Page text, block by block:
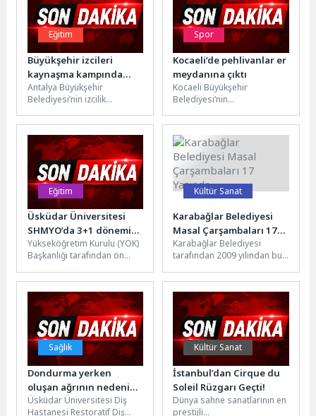
Eğitim
Büyükşehir izcileri
kaynaşma kampında
buluştu
Antalya Büyükşehir
Belediyesi’nin izcilik
farklı dönem izcileri, Gençlik
Kampı Eğitim Merkezi’nde
düzenlenen kaynaşma...
Spor
Kocaeli’de pehlivanlar er
meydanına çıktı
Kocaeli Büyükşehir
Belediyesi’nin
18’incisi düzenlenen
Sekapark Altınkemer Yağlı
Güreşleri, binlerce yağlı
güreş...
Eğitim
Üsküdar Üniversitesi
SHMYO’da 3+1 dönemi
başlıyor!
Yükseköğretim Kurulu (YÖK)
Başkanlığı tarafından ön
hayata geçirilen 3+1
İşletmede Mesleki Eğitim...
Kültür Sanat
Karabağlar Belediyesi
Masal Çarşambaları 17
Yaşında
Karabağlar Belediyesi
tarafından 2009 yılından bu
Çarşambaları”, 17 yıldır
çocukları kitaplarla
buluşturmaya...
Sağlık
Dondurma yerken
oluşan ağrının nedeni
sadece hassasiyet
Üsküdar Üniversitesi Diş
Hastanesi Restoratif Diş
Kültür Sanat
İstanbul’dan Cirque du
Soleil Rüzgarı Geçti!
Dünya sahne sanatlarının en
prestijli